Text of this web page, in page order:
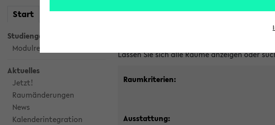
Start meineKVV
Studiengangsauswahl
Modulrecherche
Aktuelles
Jetzt!
Raumänderungen
News
Kalenderintegration
Lassen Sie sich alle Räume anzeigen oder
Raumkriterien:
Ausstattung: